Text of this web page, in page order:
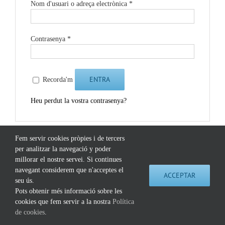
Nom d'usuari o adreça electrònica *
Contrasenya *
Recorda'm ENTRA
Heu perdut la vostra contrasenya?
©2026 Extinció Edicions |Contacte|Política de Cookies
Instagram
Fem servir cookies pròpies i de tercers
per analitzar la navegació y poder
millorar el nostre servei. Si continues
navegant considerem que n'acceptes el
seu ús.
Pots obtenir més informació sobre les
cookies que fem servir a la nostra Política
de cookies.
ACCEPTAR